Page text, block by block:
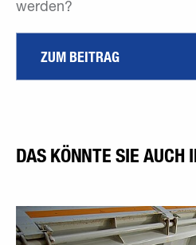
werden?
ZUM BEITRAG
DAS KÖNNTE SIE AUCH